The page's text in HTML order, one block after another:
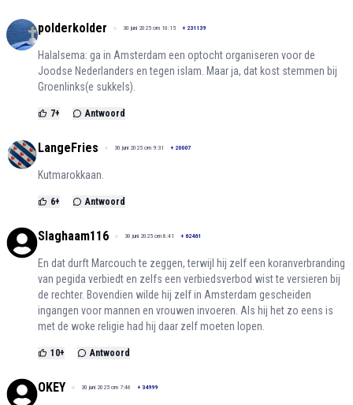
polderkolder 30 juni 2025 om 10:15 + 231139
Halalsema: ga in Amsterdam een optocht organiseren voor de
Joodse Nederlanders en tegen islam. Maar ja, dat kost stemmen bij
Groenlinks(e sukkels).
7+ Antwoord
LangeFries 30 juni 2025 om 9:31 + 20007
Kutmarokkaan.
6+ Antwoord
Slaghaam116 30 juni 2025 om 8:41 + 62461
En dat durft Marcouch te zeggen, terwijl hij zelf een koranverbranding
van pegida verbiedt en zelfs een verbiedsverbod wist te versieren bij
de rechter. Bovendien wilde hij zelf in Amsterdam gescheiden
ingangen voor mannen en vrouwen invoeren. Als hij het zo eens is
met de woke religie had hij daar zelf moeten lopen.
10+ Antwoord
OKEY 30 juni 2025 om 7:46 + 34999